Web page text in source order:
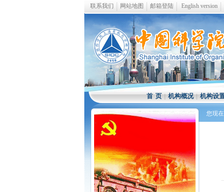
联系我们 网站地图 邮箱登陆 English version
首 页 | 机构概况 | 机构设
您现